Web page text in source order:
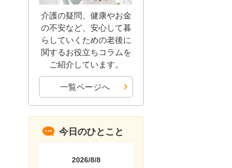
介護の疑問、健康やお金
の不安など、安心して暮
らしていくための老後に
関するお役立ちコラムを
ご紹介しています。
一覧ページへ
今日のひとこと
2026/8/8